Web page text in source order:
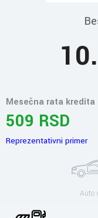
Mesečna rata kredita
509 RSD
Reprezentativni primer
Auto